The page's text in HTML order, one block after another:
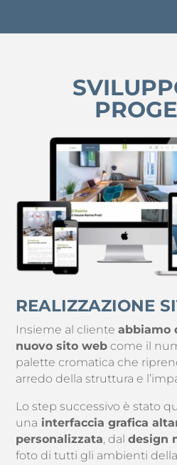
REALIZZAZIONE
Insieme al cliente abbiamo
nuovo sito web come il
palette cromatica che
arredo della struttura e
Lo step successivo è stato
una interfaccia grafica
personalizzata, dal design
foto di tutti gli ambienti